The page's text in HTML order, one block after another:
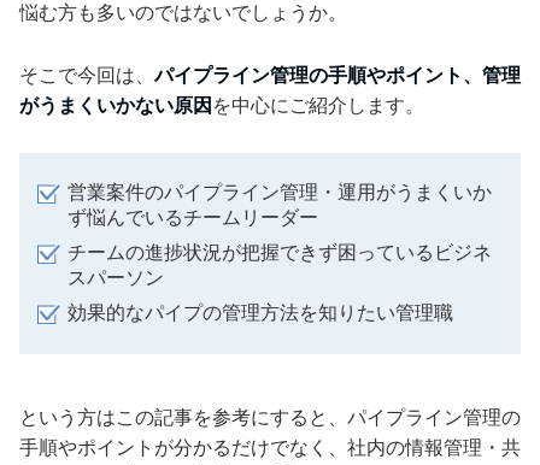
悩む方も多いのではないでしょうか。
そこで今回は、パイプライン管理の手順やポイント、管理
がうまくいかない原因 を中心にご紹介します。
営業案件のパイプライン管理・運用がうまくいか
ず悩んでいるチームリーダー
チームの進捗状況が把握できず困っているビジネ
スパーソン
効果的なパイプの管理方法を知りたい管理職
という方はこの記事を参考にすると、パイプライン管理の
手順やポイントが分かるだけでなく、社内の情報管理・共